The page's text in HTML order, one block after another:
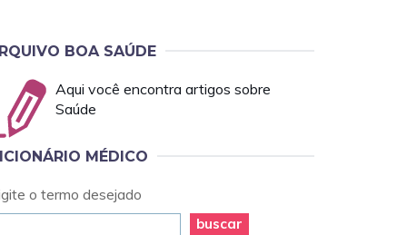
BOA SAÚDE
Aqui você encontra artigos sobre
Saúde
MÉDICO
o termo desejado
buscar